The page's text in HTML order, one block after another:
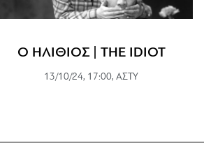
Ο ΗΛΙΘΙΟΣ | THE IDIOT
13/10/24, 17:00, ΑΣΤΥ